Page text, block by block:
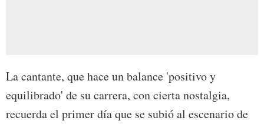
La cantante, que hace un balance 'positivo y
equilibrado' de su carrera, con cierta nostalgia,
recuerda el primer día que se subió al escenario de